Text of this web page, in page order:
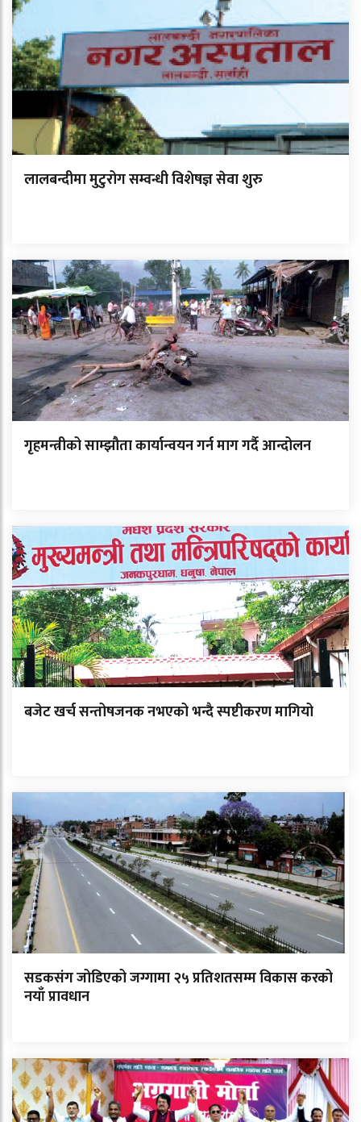
लालबन्दीमा मुटुरोग सम्वन्धी विशेषज्ञ सेवा शुरु
गृहमन्त्रीको साम्झौता कार्यान्वयन गर्न माग गर्दै आन्दोलन
बजेट खर्च सन्तोषजनक नभएको भन्दै स्पष्टीकरण मागियो
सडकसंग जोडिएको जग्गामा २५ प्रतिशतसम्म विकास करको
नयाँ प्रावधान